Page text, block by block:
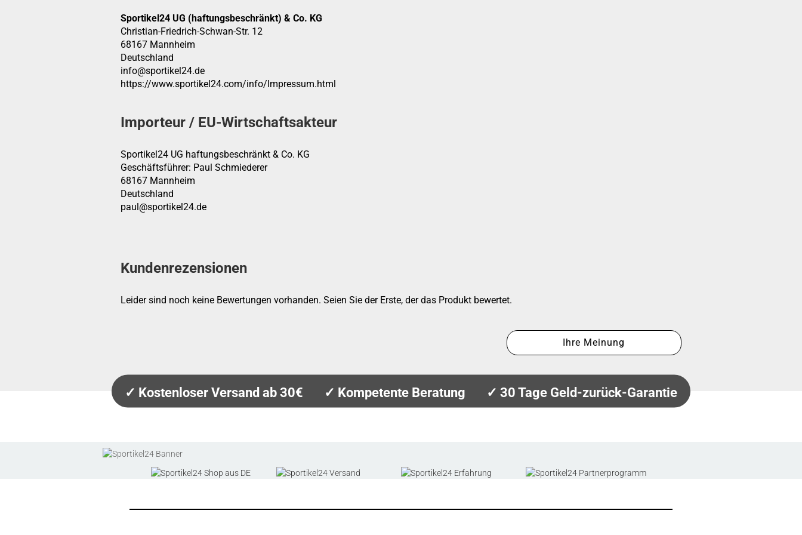
Sportikel24 UG (haftungsbeschränkt) & Co. KG
Christian-Friedrich-Schwan-Str. 12
68167 Mannheim
Deutschland
info@sportikel24.de
https://www.sportikel24.com/info/Impressum.html
Importeur / EU-Wirtschaftsakteur
Sportikel24 UG haftungsbeschränkt & Co. KG
Geschäftsführer: Paul Schmiederer
68167 Mannheim
Deutschland
paul@sportikel24.de
Kundenrezensionen
Leider sind noch keine Bewertungen vorhanden. Seien Sie der Erste, der das Produkt bewertet.
Ihre Meinung
✓ Kostenloser Versand ab 30€ ✓ Kompetente Beratung ✓ 30 Tage Geld-zurück-Garantie